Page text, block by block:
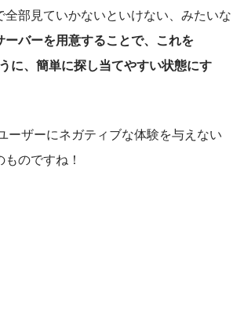
全部見ていかないといけない、みたいな
ーバーを用意することで、これを
に、簡単に探し当てやすい状態にす
ザーにネガティブな体験を与えない
のですね！